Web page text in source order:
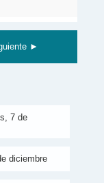
►
7 de
diciembre